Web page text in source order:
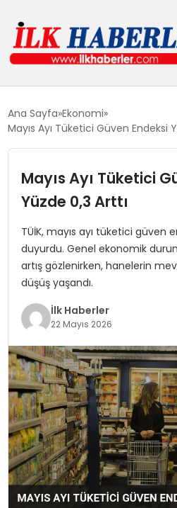
EKONOMI
MAGAZIN
SIYASET
SPOR
TEKNOLOJI
YAŞAM
Ana Sayfa Ekonomi
Mayıs Ayı Tüketici Güven Endeksi
Mayıs Ayı Tüketici
Yüzde 0,3 Arttı
TÜİK, mayıs ayı tüketici güven
duyurdu. Genel ekonomik
artış gözlenirken, hanelerin
düşüş yaşandı.
İlk Haberler
22 Mayıs 2026